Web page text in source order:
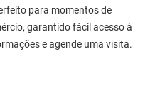
para momentos de
garantido fácil acesso à
e agende uma visita.